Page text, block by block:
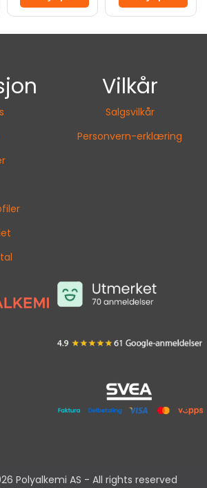
Vilkår
Salgsvilkår
Personvern-erklæring
Polyalkemi AS - All rights reserved